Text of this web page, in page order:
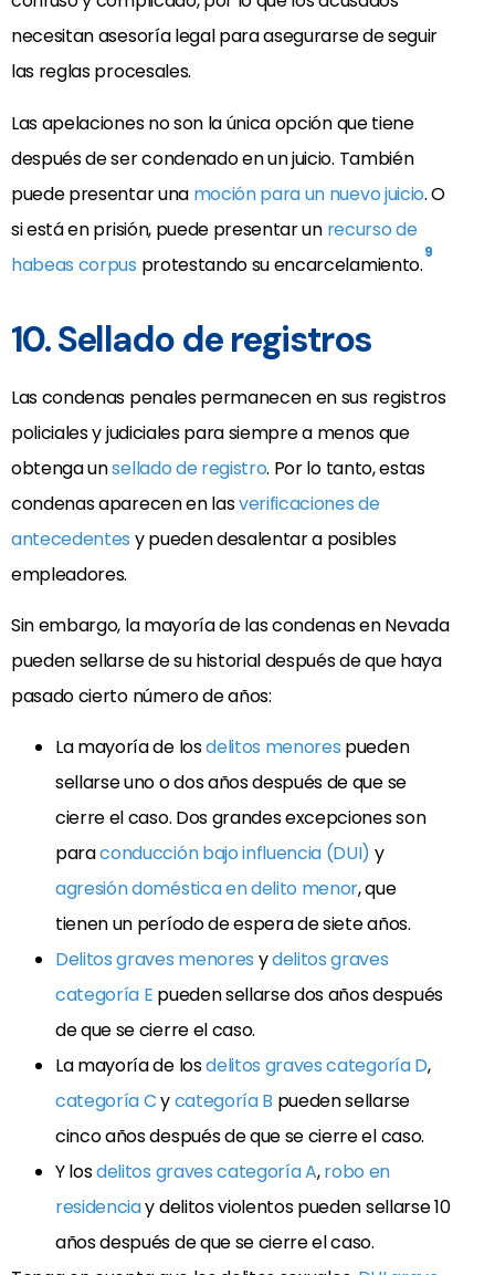
necesitan asesoría legal para asegurarse de seguir
las reglas procesales.
Las apelaciones no son la única opción que tiene
después de ser condenado en un juicio. También
puede presentar una moción para un nuevo juicio. O
si está en prisión, puede presentar un recurso de
habeas corpus protestando su encarcelamiento.9
10. Sellado de registros
Las condenas penales permanecen en sus registros
policiales y judiciales para siempre a menos que
obtenga unsellado de registro. Por lo tanto, estas
condenas aparecen en lasverificaciones de
antecedentes y pueden desalentar a posibles
empleadores.
Sin embargo, la mayoría de las condenas en Nevada
pueden sellarse de su historial después de que haya
pasado cierto número de años:
La mayoría de losdelitos menores pueden
sellarse uno o dos años después de que se
cierre el caso. Dos grandes excepciones son
paraconducción bajo influencia (DUI) y
agresión doméstica en delito menor, que
tienen un período de espera de siete años.
Delitos graves menores ydelitos graves
categoría E pueden sellarse dos años después
de que se cierre el caso.
La mayoría de losdelitos graves categoría D,
categoría Cycategoría B pueden sellarse
cinco años después de que se cierre el caso.
Y losdelitos graves categoría A,robo en
residenciay delitos violentos pueden sellarse 10
años después de que se cierre el caso.